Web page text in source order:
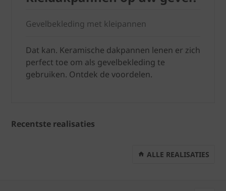
Gevelbekleding met kleipannen
Dat kan. Keramische dakpannen lenen er zich
perfect toe om als gevelbekleding te
gebruiken. Ontdek de voordelen.
Recentste realisaties
ALLE REALISATIES